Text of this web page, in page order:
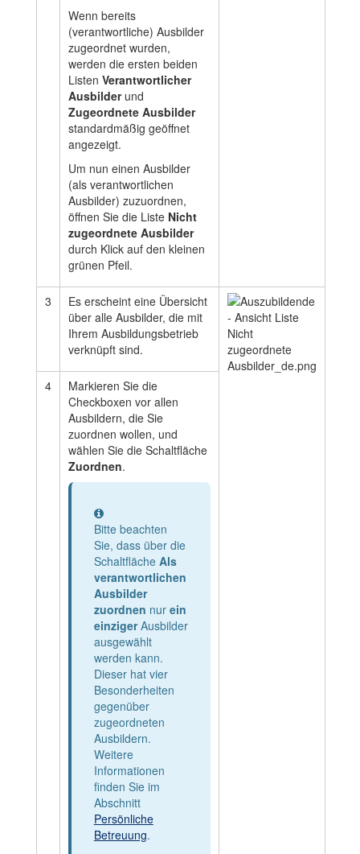
Wenn bereits
(verantwortliche) Ausbilder
zugeordnet wurden,
werden die ersten beiden
Listen Verantwortlicher
Ausbilderund
Zugeordnete Ausbilder
standardmäßig geöffnet
angezeigt.
Um nun einen Ausbilder
(als verantwortlichen
Ausbilder) zuzuordnen,
öffnen Sie die Liste Nicht
zugeordnete Ausbilder
durch Klick auf den kleinen
grünen Pfeil.
3
Es erscheint eine Übersicht
über alle Ausbilder, die mit
Ihrem Ausbildungsbetrieb
verknüpft sind.
4
Markieren Sie die
Checkboxen vor allen
Ausbildern, die Sie
zuordnen wollen, und
wählen Sie die Schaltfläche
Zuordnen.
Information
Bitte beachten
Sie, dass über die
Schaltfläche Als
verantwortlichen
Ausbilder
zuordnen nur ein
einzigerAusbilder
ausgewählt
werden kann.
Dieser hat vier
Besonderheiten
gegenüber
zugeordneten
Ausbildern.
Weitere
Informationen
finden Sie im
Abschnitt
Persönliche
Betreuung.